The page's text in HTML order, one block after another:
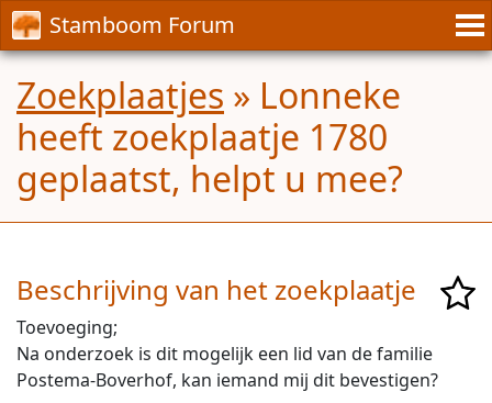
Stamboom Forum
Zoekplaatjes » Lonneke
heeft zoekplaatje 1780
geplaatst, helpt u mee?
Beschrijving van het zoekplaatje
Toevoeging;
Na onderzoek is dit mogelijk een lid van de familie
Postema-Boverhof, kan iemand mij dit bevestigen?